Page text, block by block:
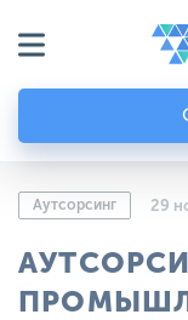
Аутсорсинг 29